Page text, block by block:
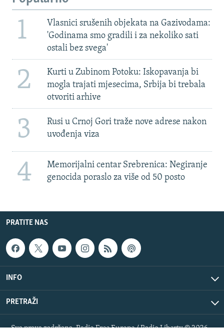
1
Vlasnici srušenih objekata na Gazivodama:
'Godinama smo gradili i za nekoliko sati
ostali bez svega'
2
Kurti u Zubinom Potoku: Iskopavanja bi
mogla trajati mjesecima, Srbija bi trebala
otvoriti arhive
3
Rusi u Crnoj Gori traže nove adrese nakon
uvođenja viza
4
Memorijalni centar Srebrenica: Negiranje
genocida poraslo za više od 50 posto
PRATITE NAS
INFO
PRETRAŽI
Sva prava zadržana. Radio Free Europe / Radio Liberty © 2026